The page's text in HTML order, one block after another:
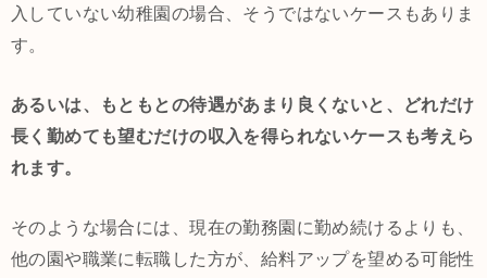
入していない幼稚園の場合、そうではないケースもありま
す。
あるいは、もともとの待遇があまり良くないと、どれだけ
長く勤めても望むだけの収入を得られないケースも考えら
れます。
そのような場合には、現在の勤務園に勤め続けるよりも、
他の園や職業に転職した方が、給料アップを望める可能性